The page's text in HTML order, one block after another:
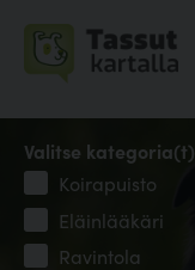
Valitse kategoria(t)
Koirapuisto
Eläinlääkäri
Ravintola